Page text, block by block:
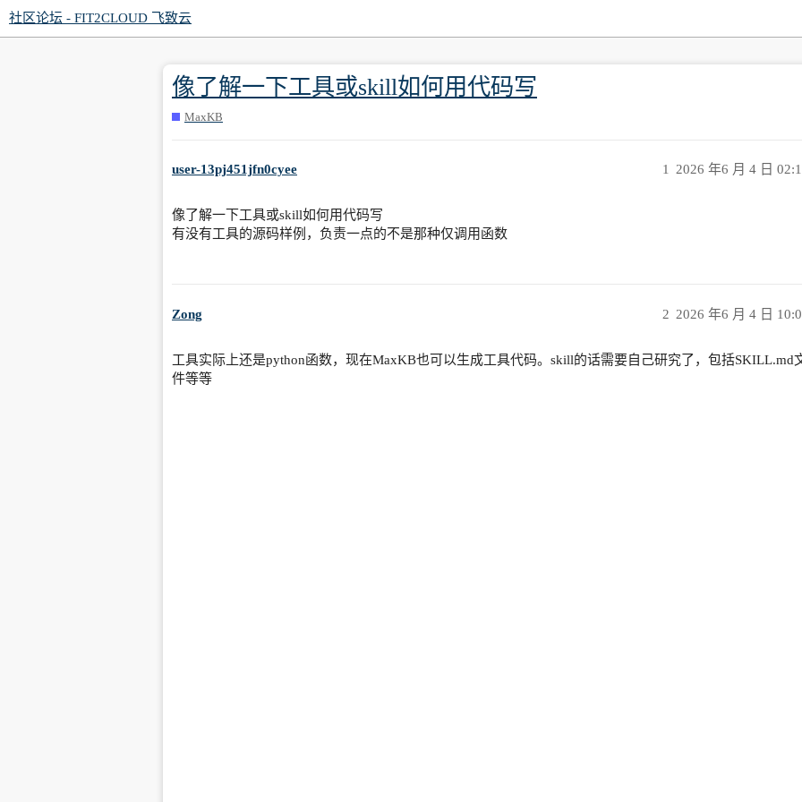
社区论坛 - FIT2CLOUD 飞致云
像了解一下工具或skill如何用代码写
MaxKB
user-13pj451jfn0cyee 2026 年6 月 4 日
1
像了解一下工具或skill如何用代码写
有没有工具的源码样例，负责一点的不是那种仅调用函数
Zong 2026 年6 月 4 日
2
工具实际上还是python函数，现在MaxKB也可以生成工具代码。skill的话需要自己研究了，包括SKILL.md
件等等